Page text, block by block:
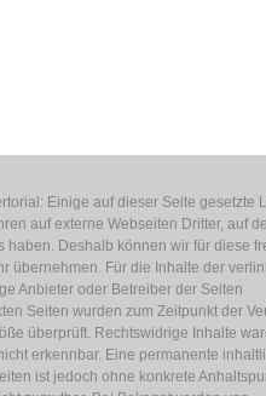
Einige auf dieser Seite gesetzte
auf externe Webseiten Dritter, auf
haben. Deshalb können wir für diese
übernehmen. Für die Inhalte der
Anbieter oder Betreiber der Seiten
Seiten wurden zum Zeitpunkt der
überprüft. Rechtswidrige Inhalte
erkennbar. Eine permanente
ist jedoch ohne konkrete